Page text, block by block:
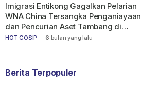
HOT GOSIP - 6 bulan yang lalu
Imigrasi Entikong Gagalkan Pelarian
WNA China Tersangka Penganiayaan
dan Pencurian Aset Tambang di
Ketapang
Berita Terpopuler